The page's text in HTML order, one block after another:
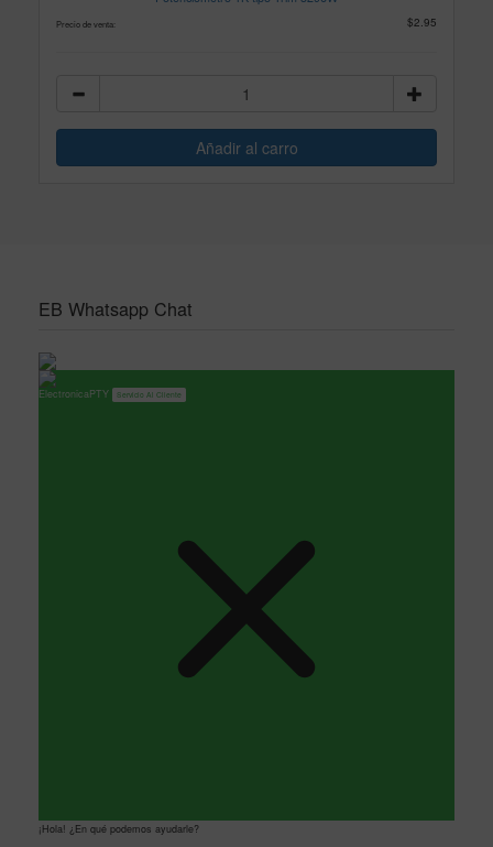
Precio de venta: $2.95
EB Whatsapp Chat
ElectronicaPTY Servicio Al Cliente
¡Hola! ¿En qué podemos ayudarle?